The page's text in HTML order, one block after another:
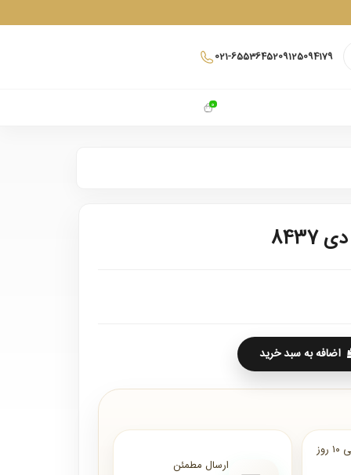
021-6553645209125094179
0
اضافه به سبد خرید
ارسال از ۷ روز الی ۱۰ روز
ارسال مطمئن